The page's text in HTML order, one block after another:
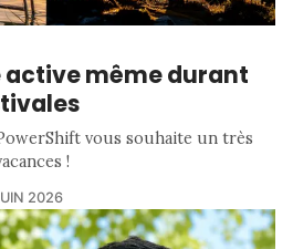
même durant
vous souhaite un très
!
2026